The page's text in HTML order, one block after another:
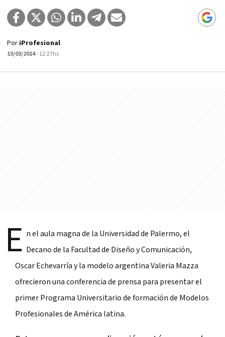
Por iProfesional
13/03/2014- 12:27hs
E n el aula magna de la Universidad de Palermo, el
Decano de la Facultad de Diseño y Comunicación,
Oscar Echevarría y la modelo argentina Valeria Mazza
ofrecieron una conferencia de prensa para presentar el
primer Programa Universitario de formación de Modelos
Profesionales de América latina.